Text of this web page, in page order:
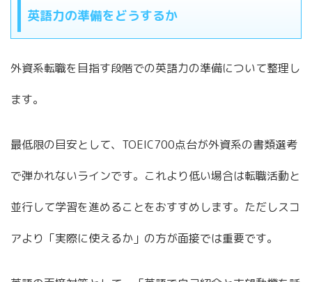
英語力の準備をどうするか
外資系転職を目指す段階での英語力の準備について整理し
ます。
最低限の目安として、TOEIC700点台が外資系の書類選考
で弾かれないラインです。これより低い場合は転職活動と
並行して学習を進めることをおすすめします。ただしスコ
アより「実際に使えるか」の方が面接では重要です。